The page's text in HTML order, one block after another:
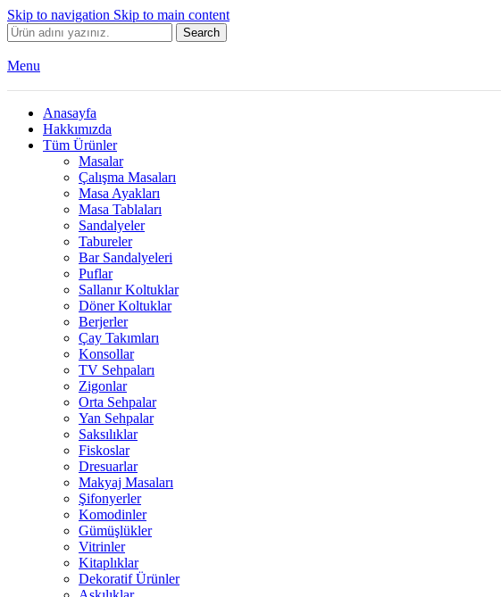
Skip to navigation Skip to main content
Search
Menu
Anasayfa
Hakkımızda
Tüm Ürünler
Masalar
Çalışma Masaları
Masa Ayakları
Masa Tablaları
Sandalyeler
Tabureler
Bar Sandalyeleri
Puflar
Sallanır Koltuklar
Döner Koltuklar
Berjerler
Çay Takımları
Konsollar
TV Sehpaları
Zigonlar
Orta Sehpalar
Yan Sehpalar
Saksılıklar
Fiskoslar
Dresuarlar
Makyaj Masaları
Şifonyerler
Komodinler
Gümüşlükler
Vitrinler
Kitaplıklar
Dekoratif Ürünler